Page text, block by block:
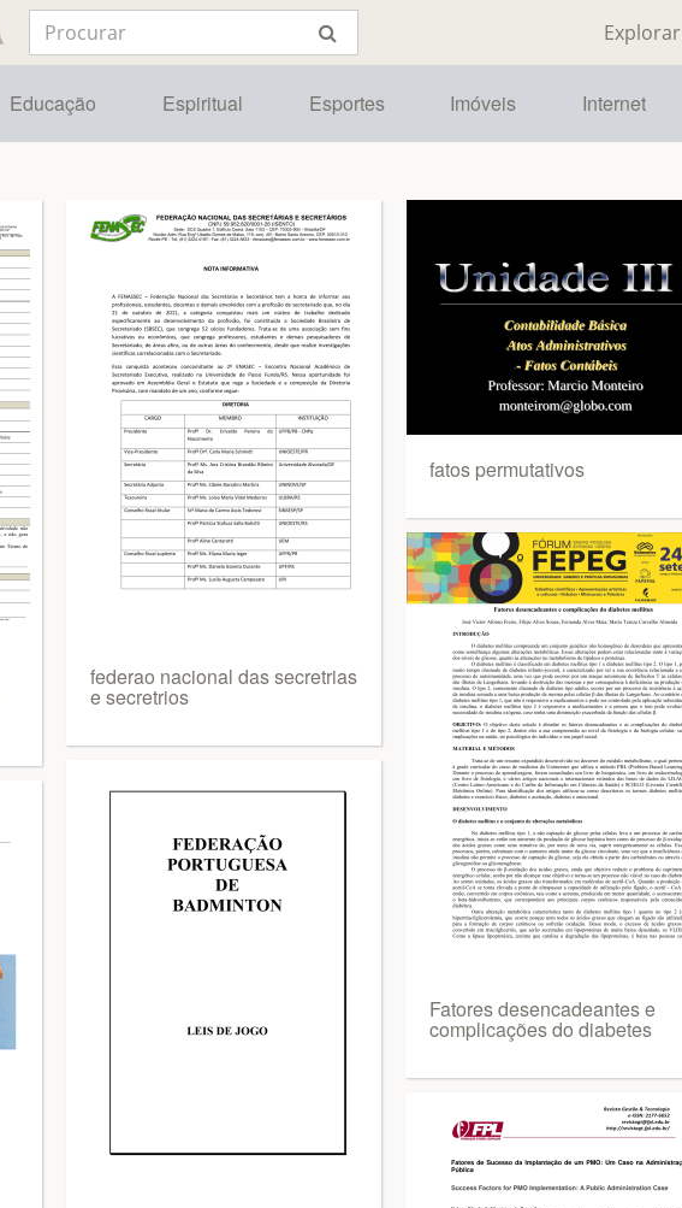
Explorar
Educação Espiritual Esportes Imóveis Internet
federao nacional das secretrias
e secretrios
fatos permutativos
Fatores desencadeantes e
complicações do diabetes